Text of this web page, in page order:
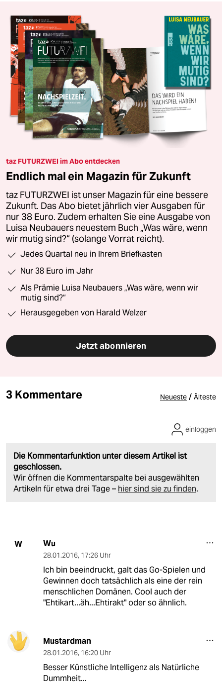
taz FUTURZWEI im Abo entdecken
Endlich mal ein Magazin für Zukunft
taz FUTURZWEI ist unser Magazin für eine bessere
Zukunft. Das Abo bietet jährlich vier Ausgaben für
nur 38 Euro. Zudem erhalten Sie eine Ausgabe von
Luisa Neubauers neuestem Buch „Was wäre, wenn
wir mutig sind?“ (solange Vorrat reicht).
Jedes Quartal neu in Ihrem Briefkasten
Nur 38 Euro im Jahr
Als Prämie Luisa Neubauers „Was wäre, wenn wir
mutig sind?“
Herausgegeben von Harald Welzer
Jetzt abonnieren
3 Kommentare Neueste / Älteste
Die Kommentarfunktion unter diesem Artikel ist
geschlossen.
Wir öffnen die Kommentarspalte bei ausgewählten
Artikeln für etwa drei Tage – hier sind sie zu finden.
einloggen
W Wu
28.01.2016, 17:26 Uhr
Ich bin beeindruckt, galt das Go-Spielen und
Gewinnen doch tatsächlich als eine der rein
menschlichen Domänen. Cool auch der
"Ehtikart...äh...Ehtirakt" oder so ähnlich.
Mustardman
28.01.2016, 16:20 Uhr
Besser Künstliche Intelligenz als Natürliche
Dummheit...